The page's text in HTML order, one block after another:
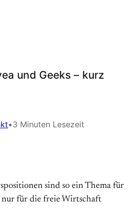
und Geeks – kurz
•3 Minuten Lesezeit
sind so ein Thema für
für die freie Wirtschaft